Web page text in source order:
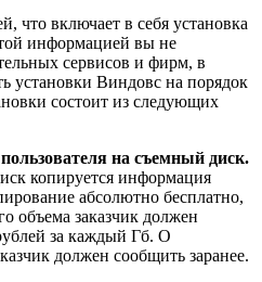
что включает в себя установка
информацией вы не
сервисов и фирм, в
установки Виндовс на порядок
состоит из следующих
на съемный диск.
копируется информация
абсолютно бесплатно,
объема заказчик должен
за каждый Гб. О
должен сообщить заранее.